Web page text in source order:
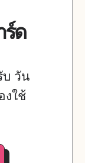
ร์ด
บ วัน
งใช้